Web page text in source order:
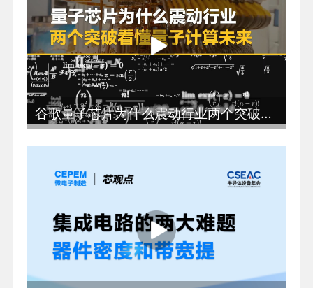
谷歌量子芯片为什么震动行业两个突破看懂量子计算未来